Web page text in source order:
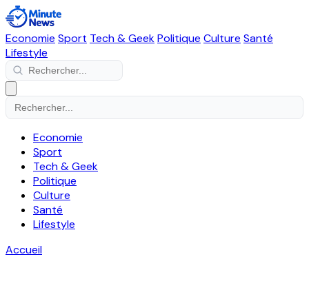
Economie Sport Tech & GeekPolitique Culture Santé
Lifestyle
Economie
Sport
Tech & Geek
Politique
Culture
Santé
Lifestyle
Accueil